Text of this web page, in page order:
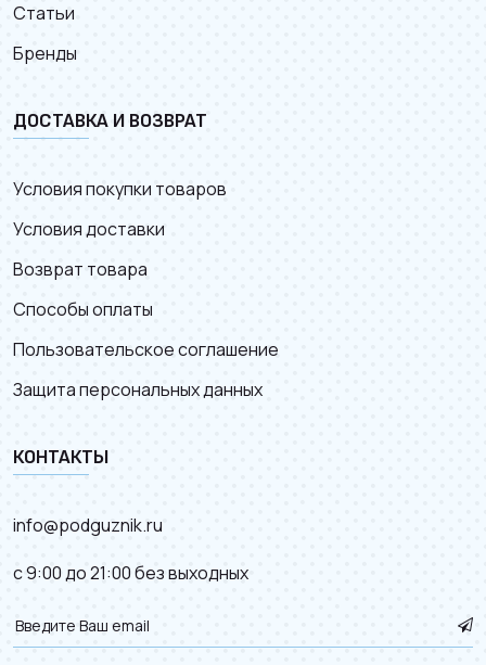
Статьи
Бренды
ДОСТАВКА И ВОЗВРАТ
Условия покупки товаров
Условия доставки
Возврат товара
Способы оплаты
Пользовательское соглашение
Защита персональных данных
КОНТАКТЫ
info@podguznik.ru
с 9:00 до 21:00 без выходных